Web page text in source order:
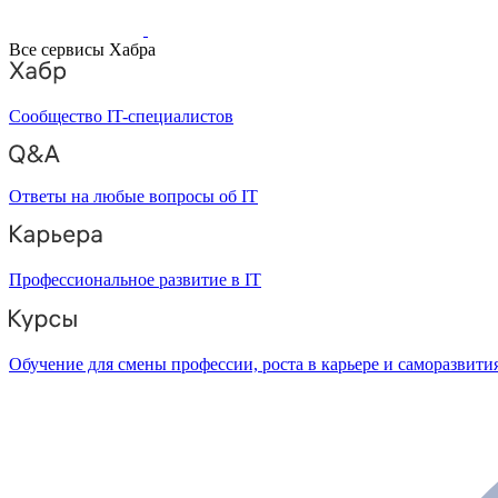
Все сервисы Хабра
Сообщество IT-специалистов
Ответы на любые вопросы об IT
Профессиональное развитие в IT
Обучение для смены профессии, роста в карьере и